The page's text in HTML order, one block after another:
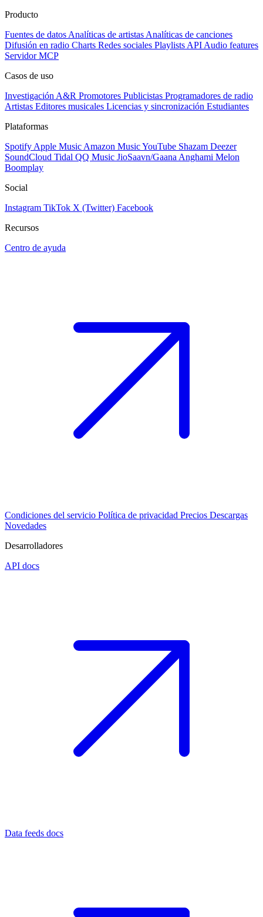
Producto
Fuentes de datos Analíticas de artistas Analíticas de canciones
Difusión en radio Charts Redes sociales Playlists API Audio features
Servidor MCP
Casos de uso
Investigación A&R Promotores Publicistas Programadores de radio
Artistas Editores musicales Licencias y sincronización Estudiantes
Plataformas
Spotify Apple Music Amazon MusicYouTube Shazam Deezer
SoundCloud Tidal QQ Music JioSaavn/Gaana Anghami Melon
Boomplay
Social
Instagram TikTok X (Twitter) Facebook
Recursos
Centro de ayuda
Condiciones del servicio Política de privacidad Precios Descargas
Novedades
Desarrolladores
API docs
Data feeds docs